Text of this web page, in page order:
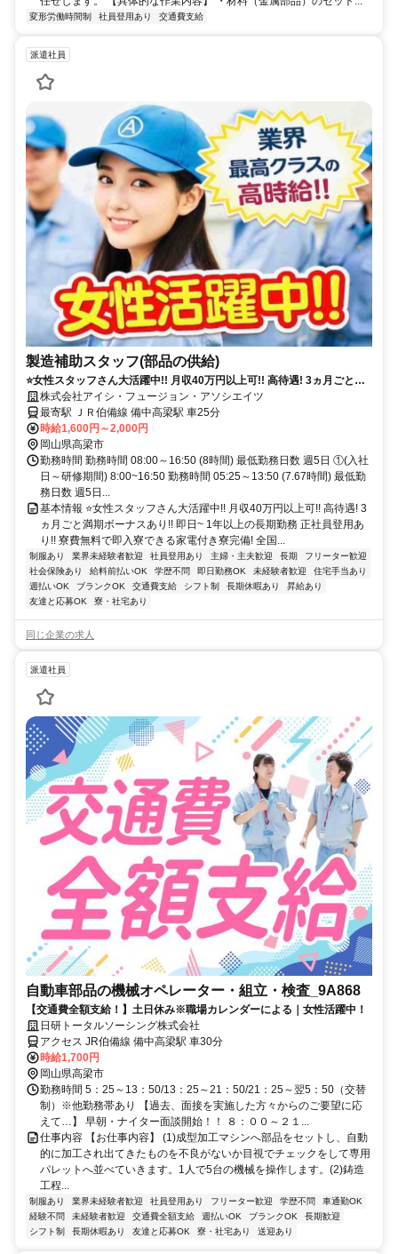
変形労働時間制 社員登用あり 交通費支給
派遣社員
製造補助スタッフ(部品の供給)
⭐女性スタッフさん大活躍中!! 月収40万円以上可!! 高待遇! 3ヵ月ごと満
期ボーナスあり!! 即日~ 1年以上の長期勤務 正社員登用あり!! 寮費無料で
即入寮できる家電付き寮完備!
株式会社アイシ・フュージョン・アソシエイツ
最寄駅 ＪＲ伯備線 備中高梁駅 車25分
時給1,600円～2,000円
岡山県高梁市
勤務時間 勤務時間 08:00～16:50 (8時間) 最低勤務日数 週5日 ①(入社
日～研修期間) 8:00~16:50 勤務時間 05:25～13:50 (7.67時間) 最低勤
務日数 週5日...
基本情報 ⭐女性スタッフさん大活躍中!! 月収40万円以上可!! 高待遇! 3
ヵ月ごと満期ボーナスあり!! 即日~ 1年以上の長期勤務 正社員登用あ
り!! 寮費無料で即入寮できる家電付き寮完備! 全国...
制服あり 業界未経験者歓迎 社員登用あり 主婦・主夫歓迎 長期
フリーター歓迎
社会保険あり
給料前払いOK 学歴不問 即日勤務OK 未経験者歓迎
住宅手当あり
週払いOK
ブランクOK 交通費支給 シフト制 長期休暇あり
昇給あり
友達と応募OK
寮・社宅あり
同じ企業の求人
派遣社員
自動車部品の機械オペレーター・組立・検査_9A868
【交通費全額支給！】土日休み※職場カレンダーによる｜女性活躍中！
日研トータルソーシング株式会社
アクセス JR伯備線 備中高梁駅 車30分
時給1,700円
岡山県高梁市
勤務時間 5：25～13：50/13：25～21：50/21：25～翌5：50（交替
制）※他勤務帯あり 【過去、面接を実施した方々からのご要望に応
えて…】 早朝・ナイター面談開始！！ ８：００～２１...
仕事内容 【お仕事内容】 (1)成型加工マシンへ部品をセットし、自動
的に加工され出てきたものを不良がないか目視でチェックをして専用
パレットへ並べていきます。1人で5台の機械を操作します。(2)鋳造
工程...
制服あり 業界未経験者歓迎 社員登用あり フリーター歓迎 学歴不問
車通勤OK
経験不問
未経験者歓迎 交通費全額支給 週払いOK ブランクOK
長期歓迎
シフト制
長期休暇あり 友達と応募OK 寮・社宅あり 送迎あり